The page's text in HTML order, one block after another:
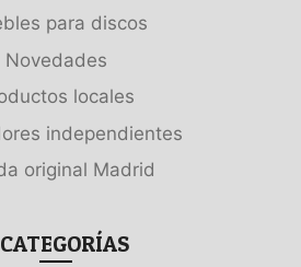
para discos
Novedades
locales
independientes
original Madrid